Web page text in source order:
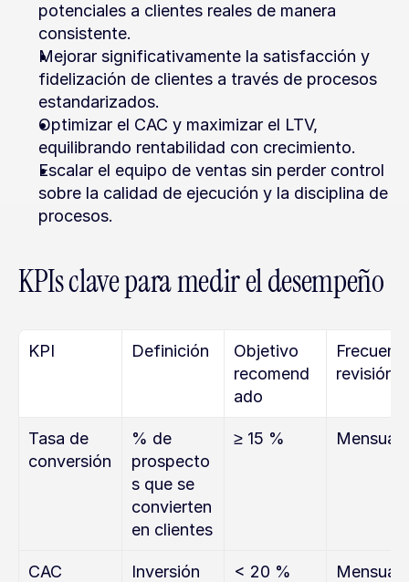
potenciales a clientes reales de manera
consistente.
Mejorar significativamente la satisfacción y
fidelización de clientes a través de procesos
estandarizados.
Optimizar el CAC y maximizar el LTV,
equilibrando rentabilidad con crecimiento.
Escalar el equipo de ventas sin perder control
sobre la calidad de ejecución y la disciplina de
procesos.
KPIs clave para medir el desempeño
KPI Definición
Objetivo
recomend
ado
revisión
Tasa de
conversión
% de
prospecto
s que se
convierten
en clientes
≥ 15 % Mensual
CAC
Inversión
< 20 %
Mensual